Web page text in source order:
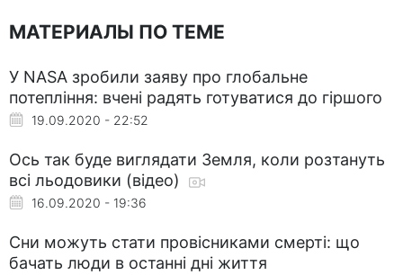
МАТЕРИАЛЫ ПО ТЕМЕ
У NASA зробили заяву про глобальне
потепління: вчені радять готуватися до гіршого
19.09.2020 - 22:52
Ось так буде виглядати Земля, коли розтануть
всі льодовики (відео)
16.09.2020 - 19:36
Сни можуть стати провісниками смерті: що
бачать люди в останні дні життя